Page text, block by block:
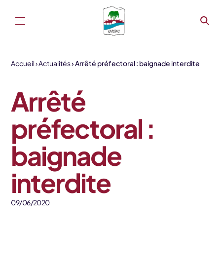
Accueil Actualités Arrêté préfectoral : baignade interdite
Arrêté
préfectoral :
baignade
interdite
09/06/2020